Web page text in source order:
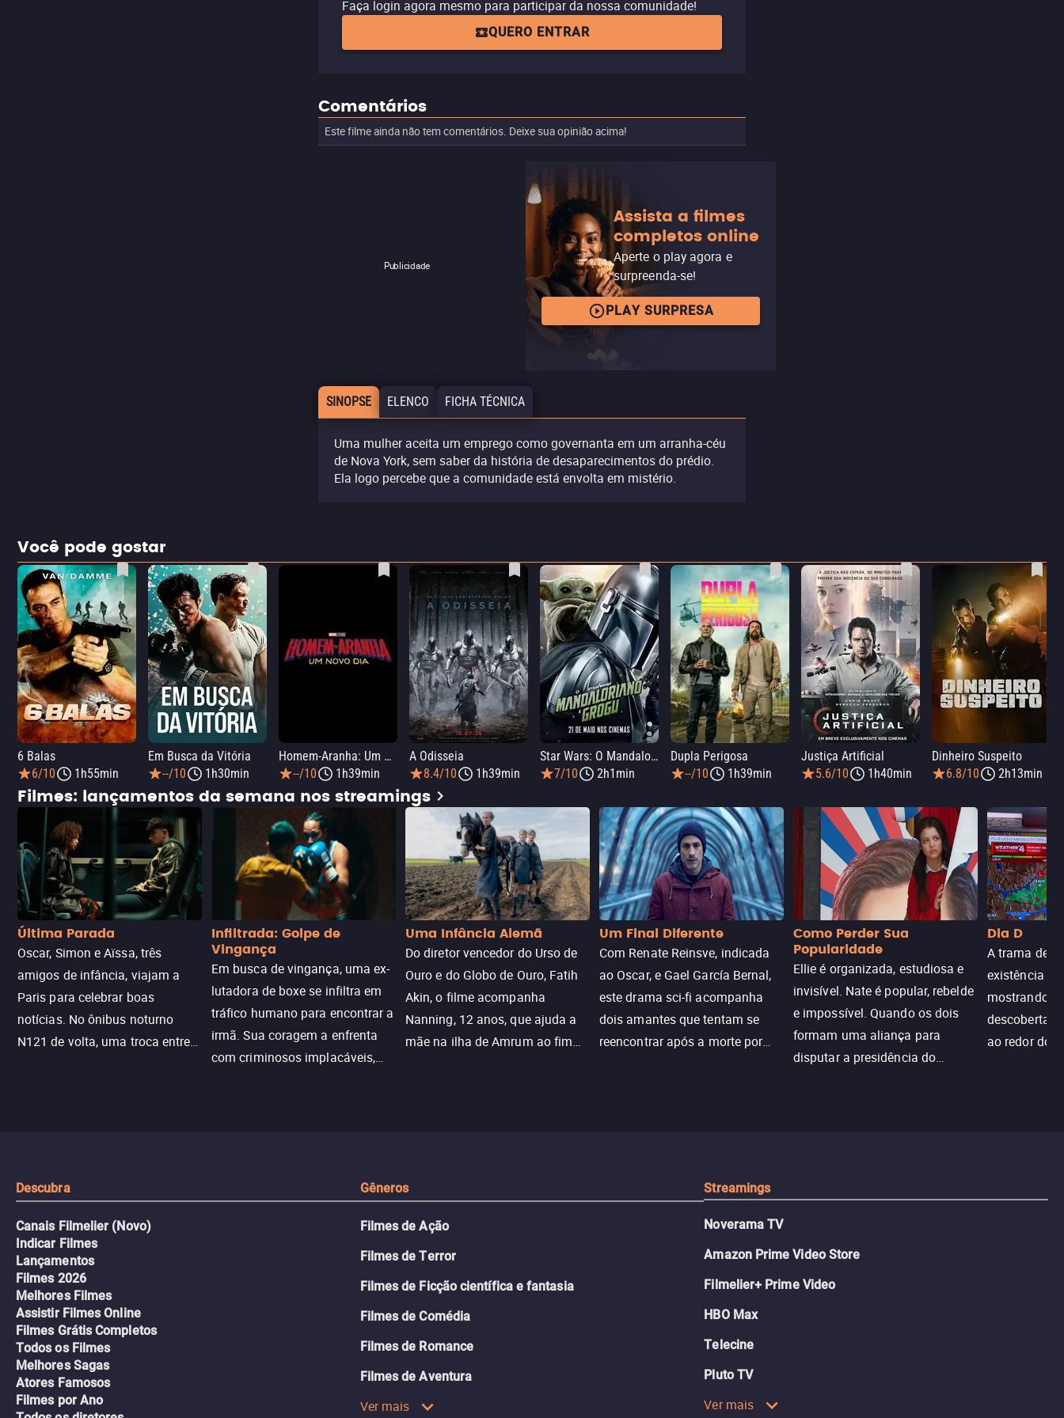
Faça login agora mesmo para participar da nossa comunidade!
QUERO ENTRAR
Comentários
Este filme ainda não tem comentários. Deixe sua opinião acima!
Publicidade
Assista a filmes
completos online
Aperte o play agora e
surpreenda-se!
PLAY SURPRESA
SINOPSE ELENCO FICHA TÉCNICA
Uma mulher aceita um emprego como governanta em um arranha-céu
de Nova York, sem saber da história de desaparecimentos do prédio.
Ela logo percebe que a comunidade está envolta em mistério.
Você pode gostar
6 Balas
6/10
1h55min
Em Busca da Vitória
--/10
1h30min
Homem-Aranha: Um Novo Dia
--/10
1h39min
A Odisseia
8.4/10
1h39min
Star Wars: O Mandaloriano e Grogu
7/10
2h1min
Dupla Perigosa
--/10
1h39min
Justiça Artificial
5.6/10
1h40min
Dinheiro Suspeito
6.8/10
2h13min
Filmes: lançamentos da semana nos streamings
Última Parada
Oscar, Simon e Aïssa, três
amigos de infância, viajam a
Paris para celebrar boas
notícias. No ônibus noturno
N121 de volta, uma troca entre
Infiltrada: Golpe de
Vingança
Em busca de vingança, uma ex-
lutadora de boxe se infiltra em
tráfico humano para encontrar a
irmã. Sua coragem a enfrenta
com criminosos implacáveis,
Uma Infância Alemã
Do diretor vencedor do Urso de
Ouro e do Globo de Ouro, Fatih
Akin, o filme acompanha
Nanning, 12 anos, que ajuda a
mãe na ilha de Amrum ao fim
Um Final Diferente
Com Renate Reinsve, indicada
ao Oscar, e Gael García Bernal,
este drama sci-fi acompanha
dois amantes que tentam se
reencontrar após a morte por
Como Perder Sua
Popularidade
Ellie é organizada, estudiosa e
invisível. Nate é popular, rebelde
e impossível. Quando os dois
formam uma aliança para
disputar a presidência do
Dia D
A trama de
existência
mostrando
descoberta
ao redor do
Descubra
Canais Filmelier (Novo)
Indicar Filmes
Lançamentos
Filmes 2026
Melhores Filmes
Assistir Filmes Online
Filmes Grátis Completos
Todos os Filmes
Melhores Sagas
Atores Famosos
Filmes por Ano
Gêneros
Filmes de Ação
Filmes de Terror
Filmes de Ficção científica e fantasia
Filmes de Comédia
Filmes de Romance
Filmes de Aventura
Ver mais
Streamings
Noverama TV
Amazon Prime Video Store
Filmelier+ Prime Video
HBO Max
Telecine
Pluto TV
Ver mais